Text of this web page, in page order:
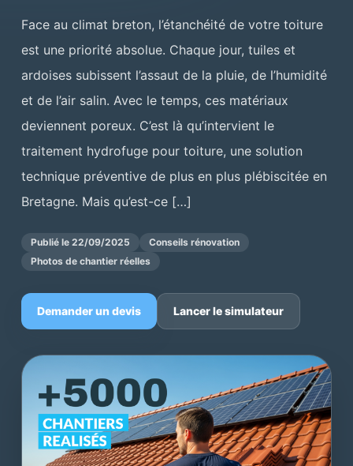
Face au climat breton, l’étanchéité de votre toiture
est une priorité absolue. Chaque jour, tuiles et
ardoises subissent l’assaut de la pluie, de l’humidité
et de l’air salin. Avec le temps, ces matériaux
deviennent poreux. C’est là qu’intervient le
traitement hydrofuge pour toiture, une solution
technique préventive de plus en plus plébiscitée en
Bretagne. Mais qu’est-ce […]
Publié le 22/09/2025
Conseils rénovation
Photos de chantier réelles
Demander un devis Lancer le simulateur